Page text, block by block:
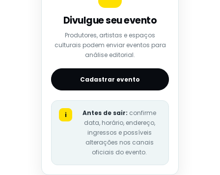
Divulgue seu evento
Produtores, artistas e espaços
culturais podem enviar eventos para
análise editorial.
Cadastrar evento
i Antes de sair: confirme
data, horário, endereço,
ingressos e possíveis
alterações nos canais
oficiais do evento.